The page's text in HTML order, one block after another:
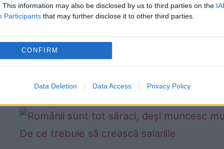
This information may also be disclosed by us to third parties on the
Participants that may further disclose it to other third parties.
CONFIRM
Data Deletion Data Access Privacy Policy
În barometrului vizibilităţii miniştrilor, Sorin
iar popularitatea lui Alexandru Rafila a
considerabil. Și ministrul Mediului Tanczos
Barna se bucură de o...